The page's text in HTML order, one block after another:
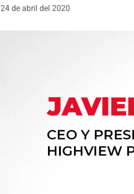
24 de abril del 2020